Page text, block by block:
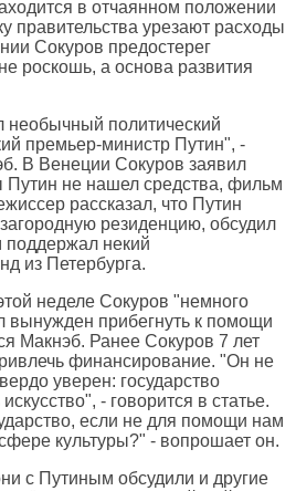
в отчаянном положении
правительства урезают расходы
Сокуров предостерег
роскошь, а основа развития
политический
премьер-министр Путин", -
В Венеции Сокуров заявил
не нашел средства, фильм
рассказал, что Путин
резиденцию, обсудил
поддержал некий
из Петербурга.
неделе Сокуров "немного
вынужден прибегнуть к помощи
Макнэб. Ранее Сокуров 7 лет
финансирование. "Он не
уверен: государство
- говорится в статье.
если не для помощи нам
культуры?" - вопрошает он.
с Путиным обсудили и другие